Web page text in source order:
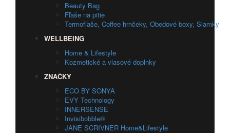
Beauty Bag
Fľaše na pitie
Termofľaše, Coffee hrnčeky, Obedové boxy, Slamky
WELLBEING
Home & Lifestyle
Kozmetické a vlasové doplnky
ZNAČKY
ECO BY SONYA
EVY Technology
INNERSENSE
Invisibobble®
JANE SCRIVNER Home&Lifestyle